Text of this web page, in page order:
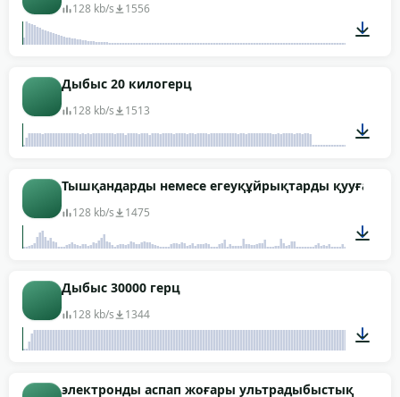
128 kb/s 1556
Дыбыс 20 килогерц
128 kb/s 1513
00:34
Тышқандарды немесе егеуқұйрықтарды қууға
128 kb/s 1475
Дыбыс 30000 герц
128 kb/s 1344
00:29
электронды аспап жоғары ультрадыбыстық